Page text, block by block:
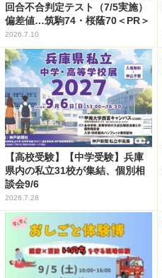
回合不合判定テスト（7/5実施）
偏差値…筑駒74・桜蔭70＜PR＞
2026.7.10
【高校受験】【中学受験】兵庫
県内の私立31校が集結、個別相
談会9/6
2026.7.28